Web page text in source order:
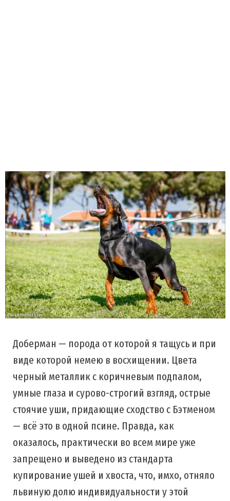
Доберман — порода от которой я тащусь и при
виде которой немею в восхищении. Цвета
черный металлик с коричневым подпалом,
умные глаза и сурово-строгий взгляд, острые
стоячие уши, придающие сходство с Бэтменом
— всё это в одной псине. Правда, как
оказалось, практически во всем мире уже
запрещено и выведено из стандарта
купирование ушей и хвоста, что, имхо, отняло
львиную долю индивидуальности у этой